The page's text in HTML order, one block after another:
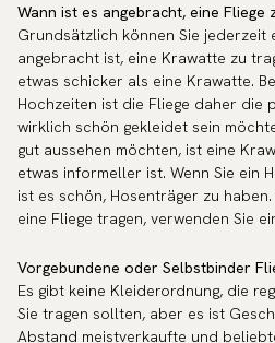
Wann ist es angebracht, eine Fliege
Grundsätzlich können Sie jederzeit
angebracht ist, eine Krawatte zu
etwas schicker als eine Krawatte.
Hochzeiten ist die Fliege daher die
wirklich schön gekleidet sein
gut aussehen möchten, ist eine
etwas informeller ist. Wenn Sie ein
ist es schön, Hosenträger zu
eine Fliege tragen, verwenden Sie
Vorgebundene oder Selbstbinder
Es gibt keine Kleiderordnung, die
Sie tragen sollten, aber es ist
Abstand meistverkaufte und